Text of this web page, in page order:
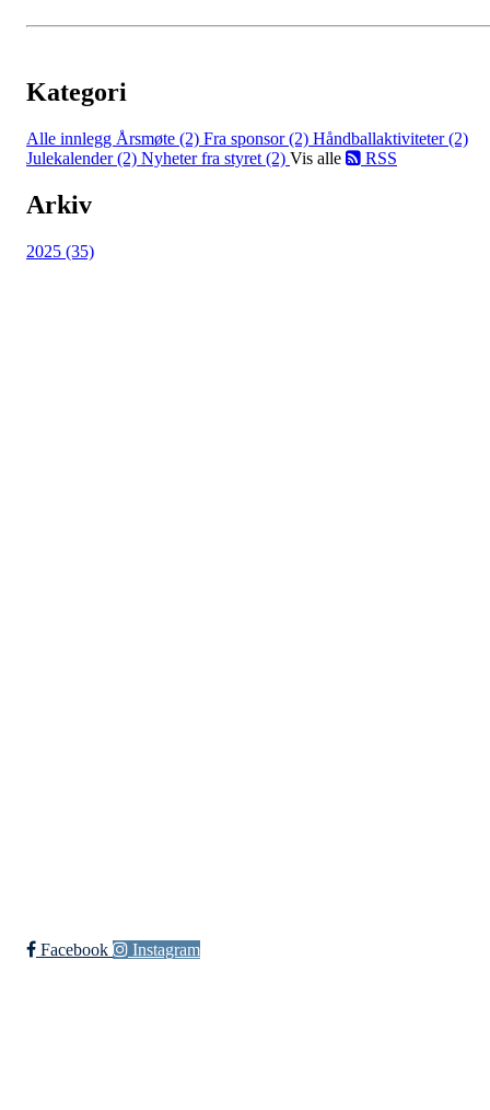
Kategori
Alle innlegg Årsmøte (2) Fra sponsor (2) Håndballaktiviteter (2)
Julekalender (2) Nyheter fra styret (2) Vis alle RSS
Arkiv
2025 (35)
Facebook Instagram